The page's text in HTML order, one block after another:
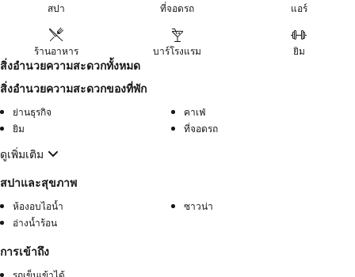
สปา ที่จอดรถ แอร์
ร้านอาหาร บาร์โรงแรม ยิม
สิ่งอำนวยความสะดวกทั้งหมด
สิ่งอำนวยความสะดวกของที่พัก
ย่านธุรกิจ
คาเฟ่
ยิม
ที่จอดรถ
ดูเพิ่มเติม
สปาและสุขภาพ
ห้องอบไอน้ำ
ซาวน่า
อ่างน้ำร้อน
การเข้าถึง